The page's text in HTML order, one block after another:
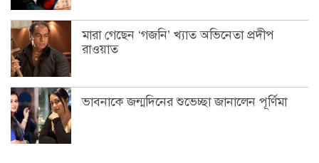
মারা গেছেন ‘গজনি’ খ্যাত অভিনেতা প্রদীপ
রাওয়াত
ভাবনাকে জন্মদিনের শুভেচ্ছা জানালেন পূর্ণিমা